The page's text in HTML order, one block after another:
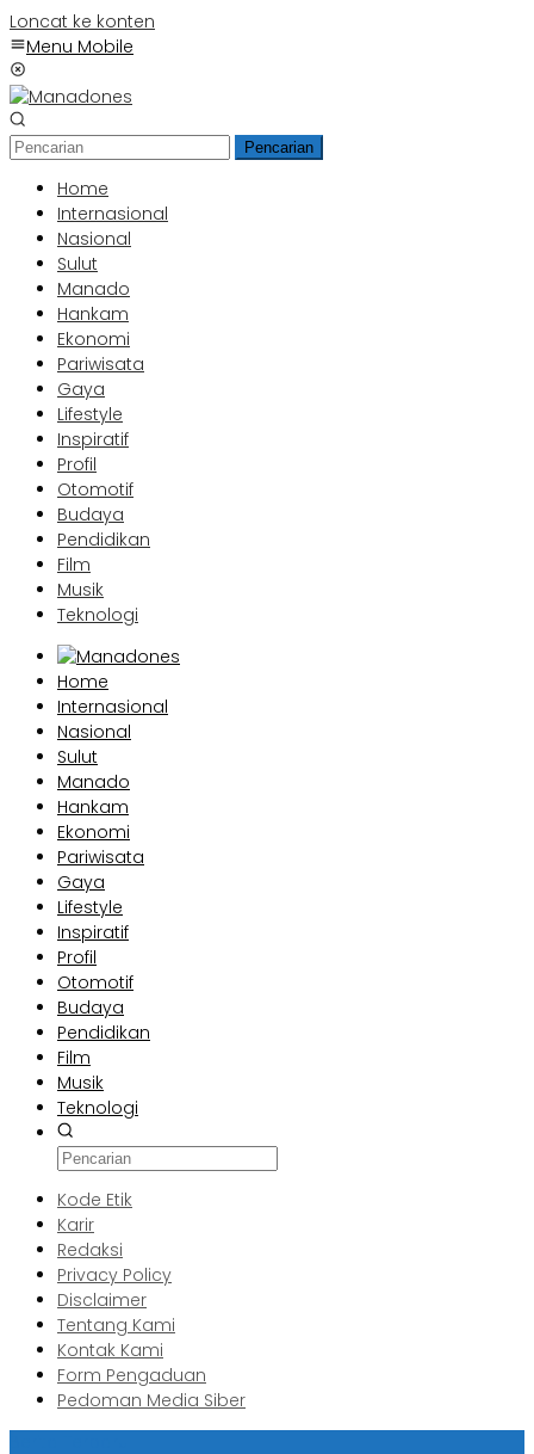
Loncat ke konten
Menu Mobile
Pencarian
Home
Internasional
Nasional
Sulut
Manado
Hankam
Ekonomi
Pariwisata
Gaya
Lifestyle
Inspiratif
Profil
Otomotif
Budaya
Pendidikan
Film
Musik
Teknologi
Home
Internasional
Nasional
Sulut
Manado
Hankam
Ekonomi
Pariwisata
Gaya
Lifestyle
Inspiratif
Profil
Otomotif
Budaya
Pendidikan
Film
Musik
Teknologi
Kode Etik
Karir
Redaksi
Privacy Policy
Disclaimer
Tentang Kami
Kontak Kami
Form Pengaduan
Pedoman Media Siber